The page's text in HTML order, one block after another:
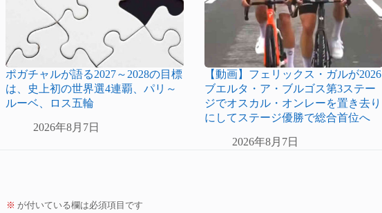
ポガチャルが語る2027～2028の目標
は、史上初の世界選4連覇、パリ～
ルーベ、ロス五輪
2026年8月7日
【動画】フェリックス・ガルが2026
ブエルタ・ア・ブルゴス第3ステー
ジでオスカル・オンレーを置き去り
にしてステージ優勝で総合首位へ
2026年8月7日
※ が付いている欄は必須項目です